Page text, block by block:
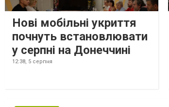
Нові мобільні укриття
почнуть встановлювати
у серпні на Донеччині
12:38, 5 серпня